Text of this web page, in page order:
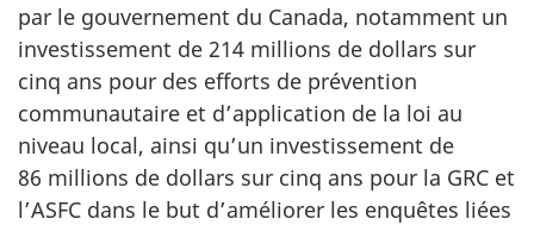
par le gouvernement du Canada, notamment un
investissement de 214 millions de dollars sur
cinq ans pour des efforts de prévention
communautaire et d’application de la loi au
niveau local, ainsi qu’un investissement de
86 millions de dollars sur cinq ans pour la GRC et
l’ASFC dans le but d’améliorer les enquêtes liées